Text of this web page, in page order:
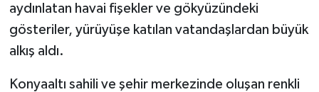
aydınlatan havai fişekler ve gökyüzündeki
gösteriler, yürüyüşe katılan vatandaşlardan büyük
alkış aldı.
Konyaaltı sahili ve şehir merkezinde oluşan renkli